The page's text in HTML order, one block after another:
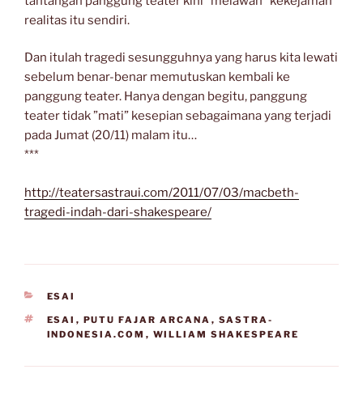
realitas itu sendiri.
Dan itulah tragedi sesungguhnya yang harus kita lewati
sebelum benar-benar memutuskan kembali ke
panggung teater. Hanya dengan begitu, panggung
teater tidak ”mati” kesepian sebagaimana yang terjadi
pada Jumat (20/11) malam itu…
***
http://teatersastraui.com/2011/07/03/macbeth-
tragedi-indah-dari-shakespeare/
CATEGORIES
ESAI
TAGS
ESAI , PUTU FAJAR ARCANA , SASTRA-
INDONESIA.COM , WILLIAM SHAKESPEARE